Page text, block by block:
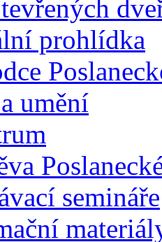
prohlídka
umění
semináře